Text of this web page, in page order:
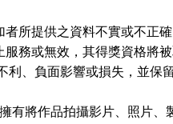
所提供之資料不實或不正
務或無效，其得獎資格將被
、負面影響或損失，並保
有將作品拍攝影片、照片、